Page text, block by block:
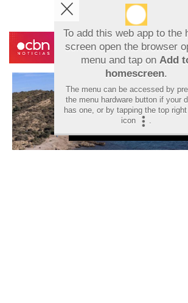
To add this web app to the
screen open the browser
menu and tap on Add
homescreen.
The menu can be accessed by
the menu hardware button if your
has one, or by tapping the top
icon
.
Aviso sobre el Uso de
Utilizamos cookies nuestras y de
funcionamiento del digital. Puedes
cookies y como desconectarlas.
Privacidad y Cookies
Aceptar Cookies